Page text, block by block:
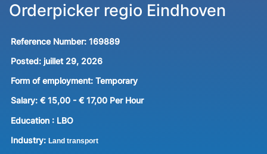
Orderpicker regio Eindhoven
Reference Number: 169889
Posted: juillet 29, 2026
Form of employment: Temporary
Salary: € 15,00 - € 17,00 Per Hour
Education : LBO
Industry: Land transport